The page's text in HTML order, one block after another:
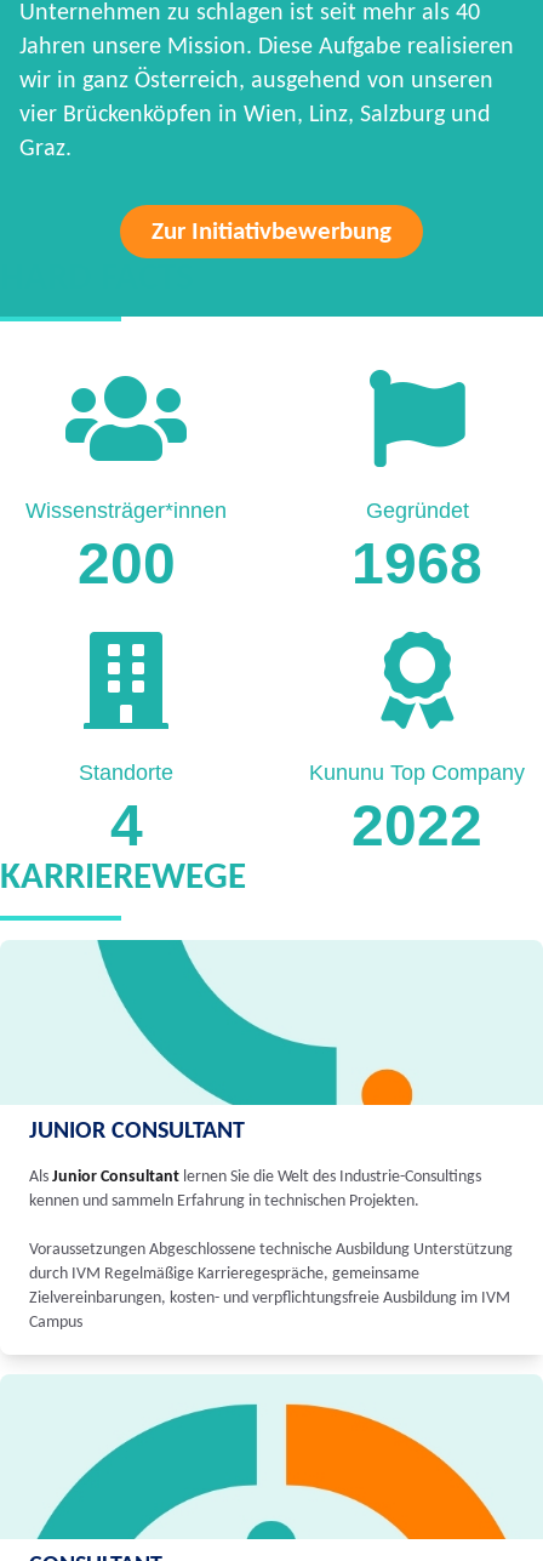
Unternehmen zu schlagen ist seit mehr als 40
Jahren unsere Mission. Diese Aufgabe realisieren
wir in ganz Österreich, ausgehend von unseren
vier Brückenköpfen in Wien, Linz, Salzburg und
Graz.
Zur Initiativbewerbung
200
Wissensträger*innen
1968
Gegründet
4
Standorte
2022
Kununu Top Company
KARRIEREWEGE
JUNIOR CONSULTANT
Als Junior Consultant lernen Sie die Welt des Industrie-Consultings
kennen und sammeln Erfahrung in technischen Projekten.
Voraussetzungen Abgeschlossene technische Ausbildung Unterstützung
durch IVM Regelmäßige Karrieregespräche, gemeinsame
Zielvereinbarungen, kosten- und verpflichtungsfreie Ausbildung im IVM
Campus